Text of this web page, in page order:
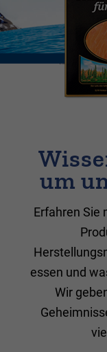
um
Erfahren Sie
essen und
Wir